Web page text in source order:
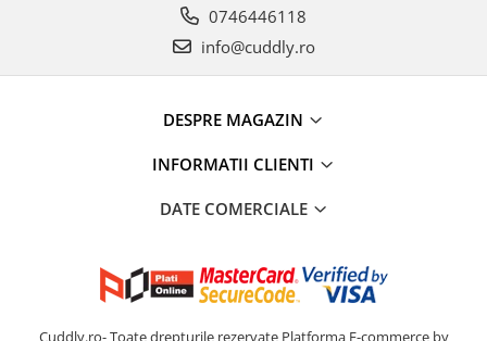
0746446118
info@cuddly.ro
DESPRE MAGAZIN
INFORMATII CLIENTI
DATE COMERCIALE
Cuddly.ro- Toate drepturile rezervate Platforma E-commerce by